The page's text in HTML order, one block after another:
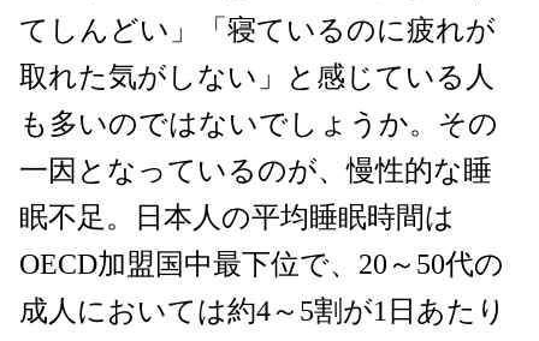
てしんどい」「寝ているのに疲れが
取れた気がしない」と感じている人
も多いのではないでしょうか。その
一因となっているのが、慢性的な睡
眠不足。日本人の平均睡眠時間は
OECD加盟国中最下位で、20～50代の
成人においては約4～5割が1日あたり